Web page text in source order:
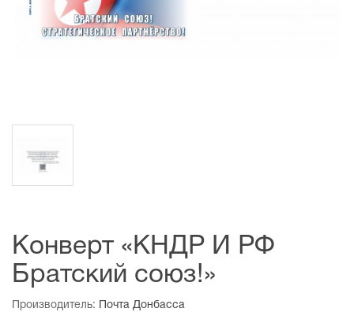
Конверт «КНДР И РФ
Братский союз!»
Производитель: Почта Донбасса